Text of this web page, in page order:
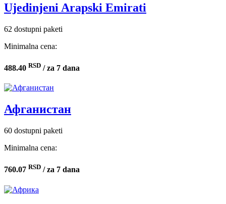
Ujedinjeni Arapski Emirati
62 dostupni paketi
Minimalna cena:
488.40 RSD / za 7 dana
Афганистан
60 dostupni paketi
Minimalna cena:
760.07 RSD / za 7 dana